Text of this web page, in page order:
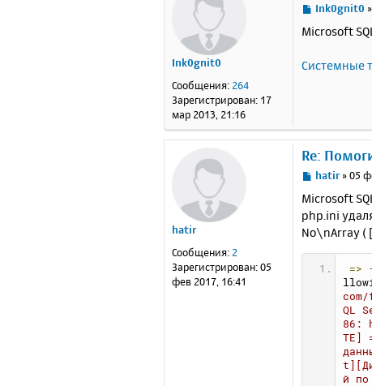
Ink0gnit0
Сообщения: 264
Зарегистрирован: 17
мар 2013, 21:16
С
о
щ
Ink0gnit0
Microsoft
Системные
hatir
Сообщения: 2
Зарегистрирован:05
фев 2017, 16:41
Re:
С
о
б
щ
hatir»05
Microsoft
php.ini
No\nArray (
=>
QL
86:
TE]
й